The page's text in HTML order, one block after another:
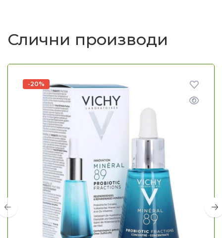
Слични производи
-20%